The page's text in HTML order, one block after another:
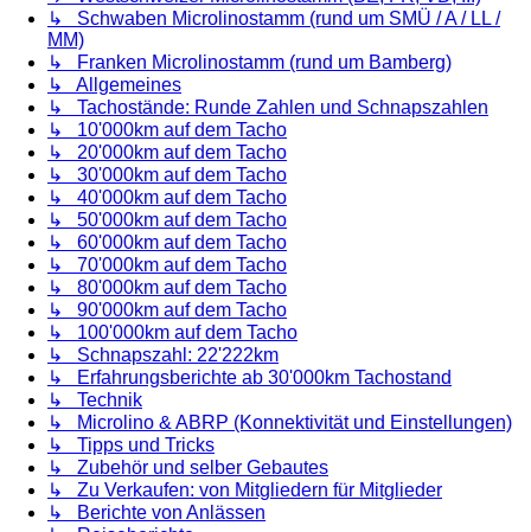
↳ Schwaben Microlinostamm (rund um SMÜ / A / LL /
MM)
↳ Franken Microlinostamm (rund um Bamberg)
↳ Allgemeines
↳ Tachostände: Runde Zahlen und Schnapszahlen
↳ 10'000km auf dem Tacho
↳ 20'000km auf dem Tacho
↳ 30'000km auf dem Tacho
↳ 40'000km auf dem Tacho
↳ 50'000km auf dem Tacho
↳ 60'000km auf dem Tacho
↳ 70'000km auf dem Tacho
↳ 80'000km auf dem Tacho
↳ 90'000km auf dem Tacho
↳ 100'000km auf dem Tacho
↳ Schnapszahl: 22'222km
↳ Erfahrungsberichte ab 30'000km Tachostand
↳ Technik
↳ Microlino & ABRP (Konnektivität und Einstellungen)
↳ Tipps und Tricks
↳ Zubehör und selber Gebautes
↳ Zu Verkaufen: von Mitgliedern für Mitglieder
↳ Berichte von Anlässen